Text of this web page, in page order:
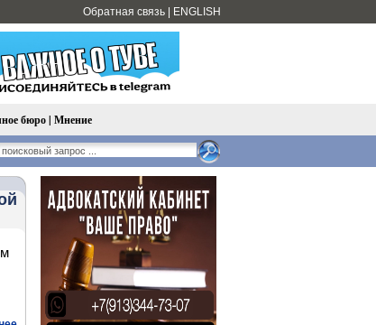
Обратная связь ENGLISH
бюро| Мнение